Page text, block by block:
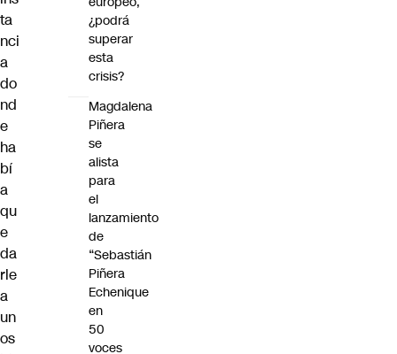
ta
nci
a
do
nd
e
ha
bí
a
qu
e
da
rle
a
un
os
¿podrá
superar
esta
crisis?
Magdalena
Piñera
se
alista
para
el
lanzamiento
de
“Sebastián
Piñera
Echenique
en
50
voces